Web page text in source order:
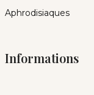
Aphrodisiaques
Informations